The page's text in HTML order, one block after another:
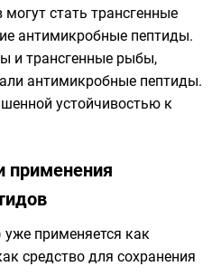
стать трансгенные
антимикробные пептиды.
и трансгенные рыбы,
антимикробные пептиды.
устойчивостью к
применения
уже применяется как
средство для сохранения